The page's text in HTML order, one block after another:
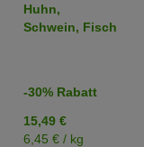
Huhn,
Schwein, Fisch
-30% Rabatt
15,49 €
6,45 € / kg